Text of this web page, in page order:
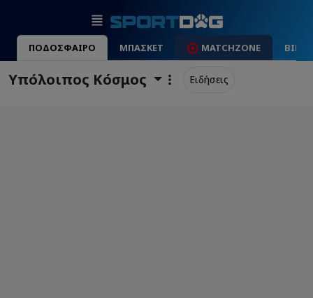
ΠΟΔΟΣΦΑΙΡΟ ΜΠΑΣΚΕΤ MATCHZONE
Υπόλοιπος Κόσμος Ειδήσεις